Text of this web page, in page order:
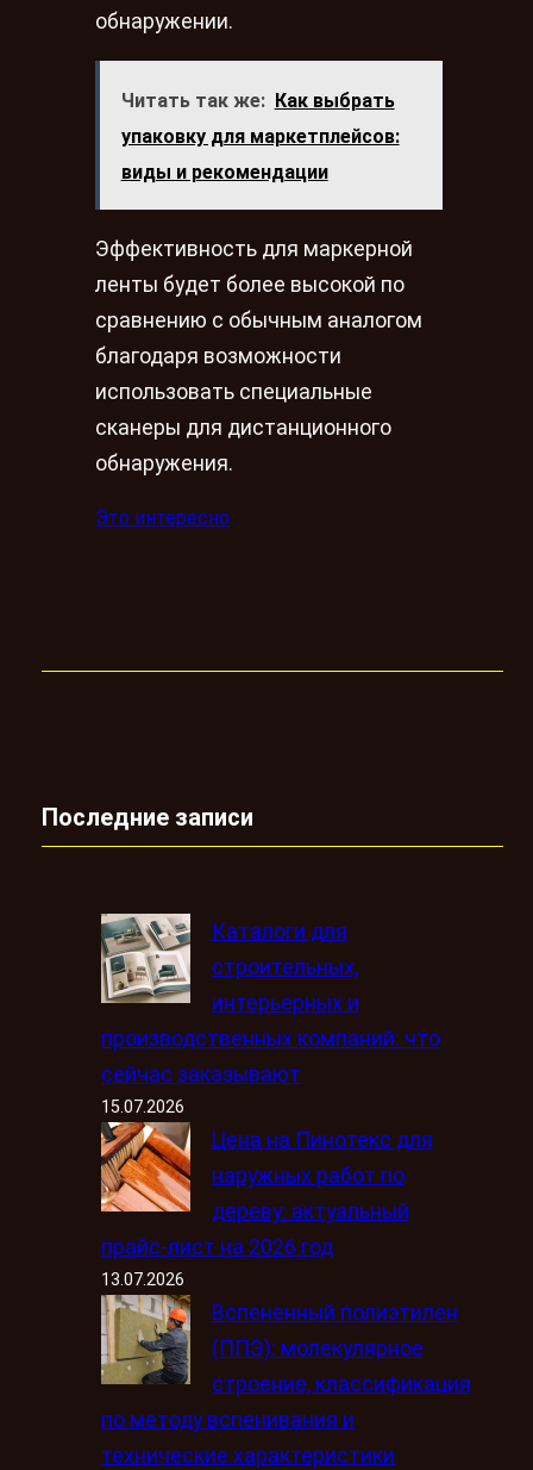
обнаружении.
Читать так же: Как выбрать
упаковку для маркетплейсов:
виды и рекомендации
Эффективность для маркерной
ленты будет более высокой по
сравнению с обычным аналогом
благодаря возможности
использовать специальные
сканеры для дистанционного
обнаружения.
Это интересно
Последние записи
Каталоги для
строительных,
интерьерных и
производственных компаний: что
сейчас заказывают
15.07.2026
Цена на Пинотекс для
наружных работ по
дереву: актуальный
прайс-лист на 2026 год
13.07.2026
Вспененный полиэтилен
(ППЭ): молекулярное
строение, классификация
по методу вспенивания и
технические характеристики